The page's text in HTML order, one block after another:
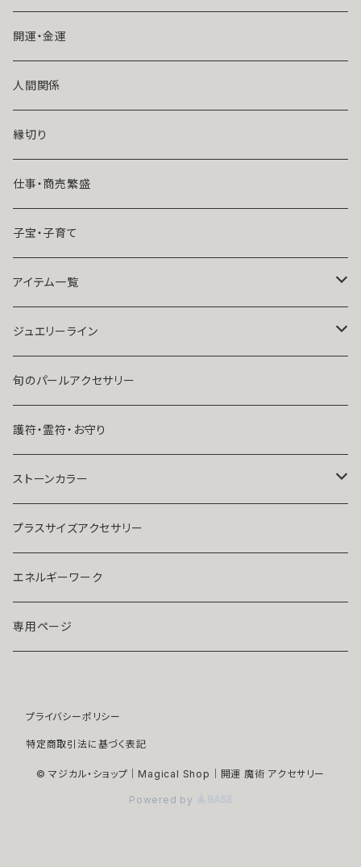
悪魔術師べリアル
風水師さくら
魔術師恋雪
魔術師N.Kelly
魔術師Sara Serendipity
祈祷師澪央
ユタ玉城陽
片思い
ライバルの居る恋（略奪したい）
年齢差のある恋（年上・年下）
マンネリ気味の恋
遠距離
復縁したい・取り戻したい愛情
人に言えない関係
出会いが欲しい
結婚したい
人気運・モテる
開運・金運
人間関係
縁切り
仕事・商売繁盛
子宝・子育て
アイテム一覧
ネックレス
ブレスレット・アンクレット
リング
イヤリング・ピアス
ストラップ・キーホルダー
マスクピアス
ブローチ
開運アイテム
浄化アイテム
ジュエリーライン
Ｋ１０
K１４
Ｋ１８
プラチナ
ダイヤモンド
モアサナイト
パール
旬のパールアクセサリー
護符・霊符・お守り
ストーンカラー
クリア
ブルー
レッド
ピンク
イエロー
プラスサイズアクセサリー
エネルギーワーク
専用ページ
プライバシーポリシー
特定商取引法に基づく表記
© マジカル・ショップ｜Magical Shop｜開運 魔術 アクセサリー
Powered by